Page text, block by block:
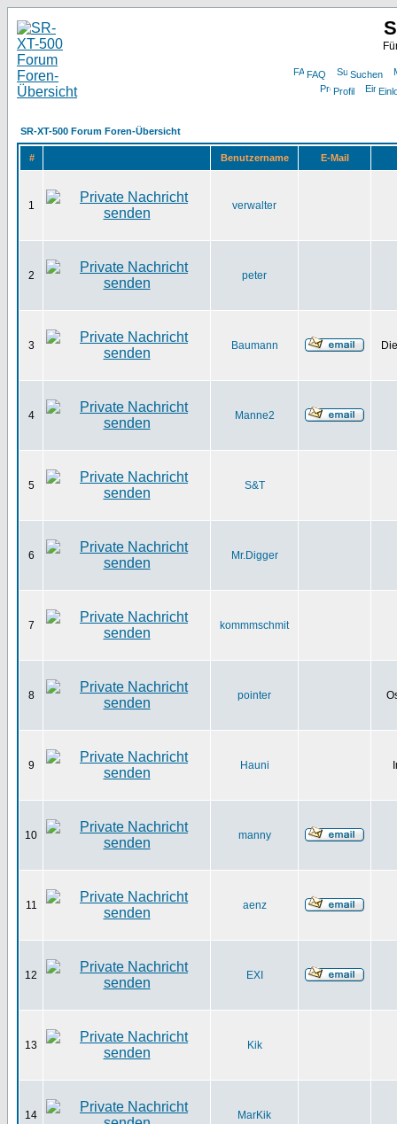
FAQ
Suchen
Profil
SR-XT-500 Forum Foren-Übersicht
# Benutzername E-Mail
1 verwalter
2 peter
3 Baumann
4 Manne2
5 S&T
6 Mr.Digger
7 kommmschmit
8 pointer
9 Hauni
10 manny
11 aenz
12 EXI
13 Kik
14 MarKik